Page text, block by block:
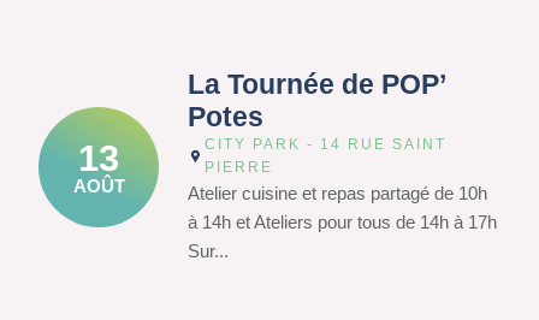
13
AOÛT
La Tournée de POP’
Potes
CITY PARK - 14 RUE SAINT
PIERRE
Atelier cuisine et repas partagé de 10h
à 14h et Ateliers pour tous de 14h à 17h
Sur...